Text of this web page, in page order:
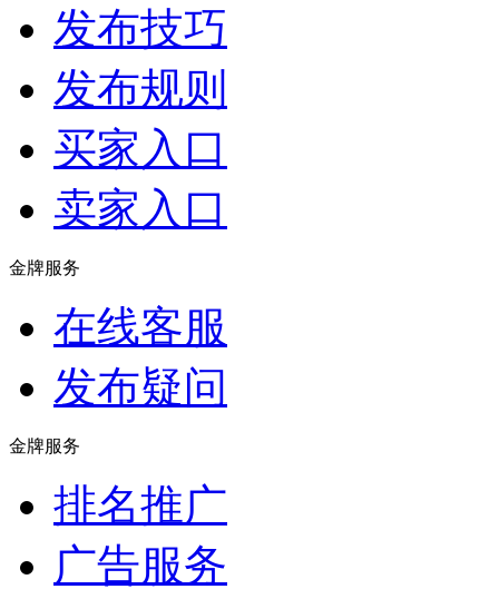
发布技巧
发布规则
买家入口
卖家入口
金牌服务
在线客服
发布疑问
金牌服务
排名推广
广告服务